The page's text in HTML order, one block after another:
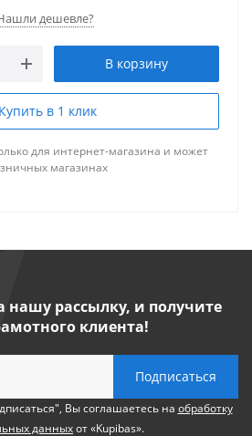
дешевле?
В корзину
Купить в 1 клик
для интернет-магазина и может
магазинах
рассылку, и получите
клиента!
Вы соглашаетесь на обработку
данныхот «Kupibas».